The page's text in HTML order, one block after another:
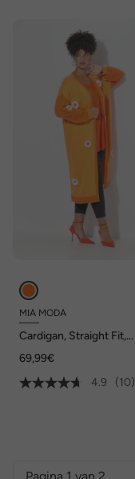
MIA MODA
Cardigan, Straight Fit,
mouwen
69,99€
4.9
(10)